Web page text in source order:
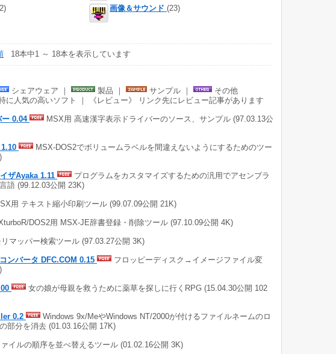
画像＆サウンド (23)
18本中1 ～ 18本を表示しています
シェアウェア ｜ 製品 ｜ サンプル ｜
その他
に人気の高いソフト ｜ 《レビュー》 リンク先にレビュー記事があります
ー 0.04
MSX用 高速漢字表示ドライバーのソース、サンプル (97.03.13公
MSX-DOS2でボリュームラベルを間違えないようにするためのツー
ザAyaka 1.11
プログラムをカスタマイズするための汎用でアセンブラ
語 (99.12.03公開 23K)
用 テキスト縮小印刷ツール (99.07.09公開 21K)
DOS2用 MSX-JE辞書登録・削除ツール (97.10.09公開 4K)
リマッパー検索ツール (97.03.27公開 3K)
ンバータ DFC.COM 0.15
フロッピーディスク→イメージファイル変
女の娘が母親を救うために薬草を探しに行くRPG (15.04.30公開 102
0.2
Windows 9x/MeやWindows NT/2000が付けるファイルネームのロ
部分を消去 (01.03.16公開 17K)
イルの順序を並べ替えるツール (01.02.16公開 3K)